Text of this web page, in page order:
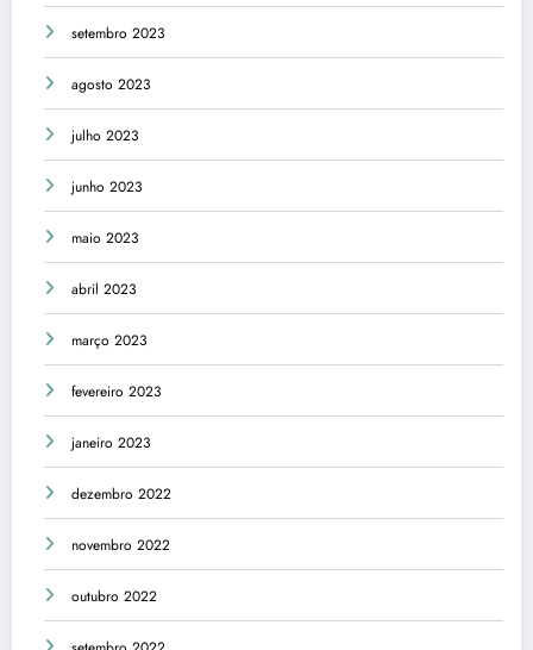
setembro 2023
agosto 2023
julho 2023
junho 2023
maio 2023
abril 2023
março 2023
fevereiro 2023
janeiro 2023
dezembro 2022
novembro 2022
outubro 2022